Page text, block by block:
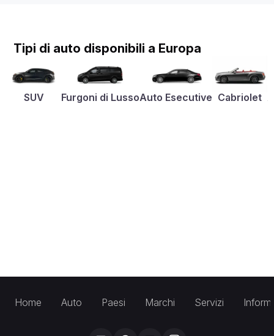
Tipi di auto disponibili a Europa
SUV Furgoni di LussoAuto Esecutive Cabriolet
Home Auto Paesi Marchi Servizi